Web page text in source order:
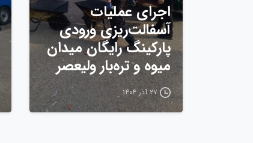
اجرای عملیات
آسفالت‌ریزی ورودی
پارکینگ رایگان میدان
میوه و تره‌بار ولیعصر
۲۷ آذر ۱۴۰۴